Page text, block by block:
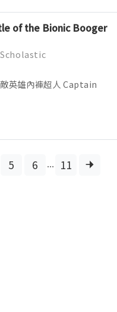
of the Bionic Booger
Scholastic
英雄內褲超人 Captain
5 6 ... 11